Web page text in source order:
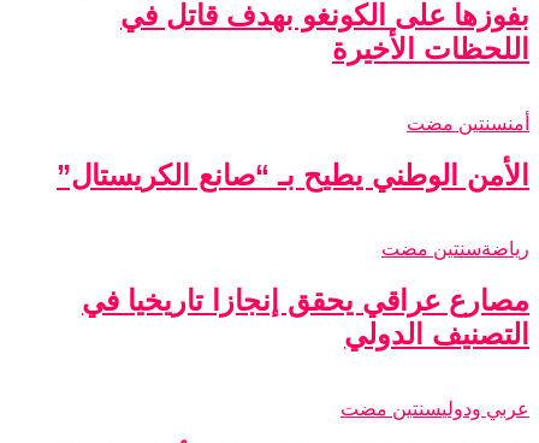
بفوزها على الكونغو بهدف قاتل في
اللحظات الأخيرة
أمنسنتين مضت
الأمن الوطني يطيح بـ “صانع الكريستال”
رياضةسنتين مضت
مصارع عراقي يحقق إنجازا تاريخيا في
التصنيف الدولي
عربي ودوليسنتين مضت